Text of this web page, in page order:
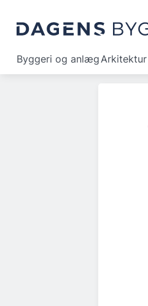
Byggeri og anlægArkitektur